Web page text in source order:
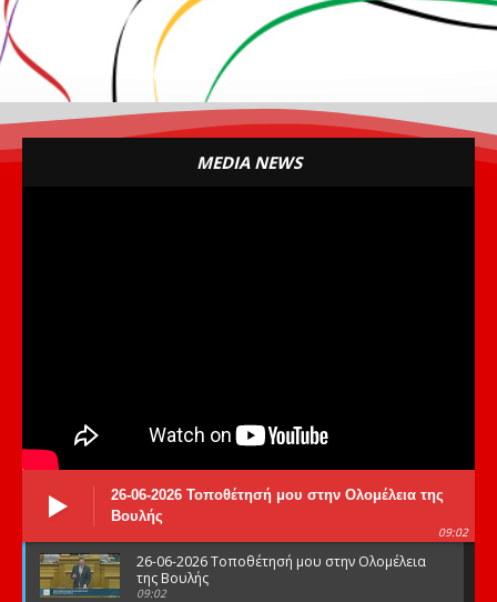
MEDIA NEWS
26-06-2026 Τοποθέτησή μου στην Ολομέλεια της
Βουλής
09:02
26-06-2026 Τοποθέτησή μου στην Ολομέλεια
της Βουλής
09:02